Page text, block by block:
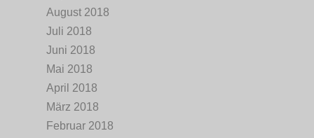
August 2018
Juli 2018
Juni 2018
Mai 2018
April 2018
März 2018
Februar 2018